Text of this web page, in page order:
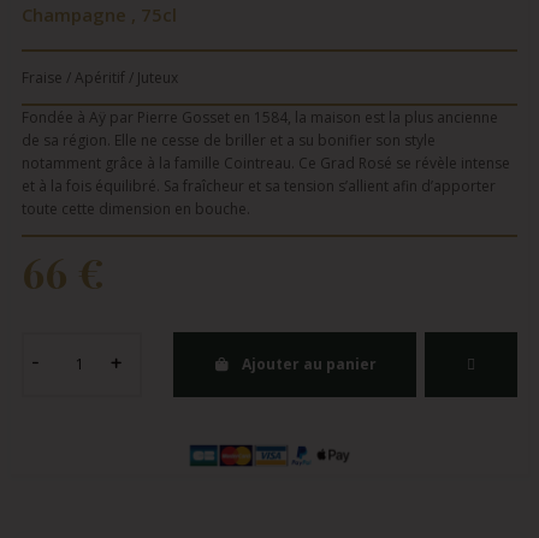
Champagne , 75cl
Fraise / Apéritif / Juteux
Fondée à Aÿ par Pierre Gosset en 1584, la maison est la plus ancienne
de sa région. Elle ne cesse de briller et a su bonifier son style
notamment grâce à la famille Cointreau. Ce Grad Rosé se révèle intense
et à la fois équilibré. Sa fraîcheur et sa tension s’allient afin d’apporter
toute cette dimension en bouche.
66 €
Ajouter au panier